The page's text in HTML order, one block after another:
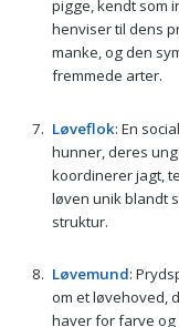
pigge, kendt som
henviser til dens
manke, og den
fremmede arter.
Løveflok: En
hunner, deres
koordinerer jagt,
løven unik blandt
struktur.
Løvemund:
om et løvehoved,
haver for farve